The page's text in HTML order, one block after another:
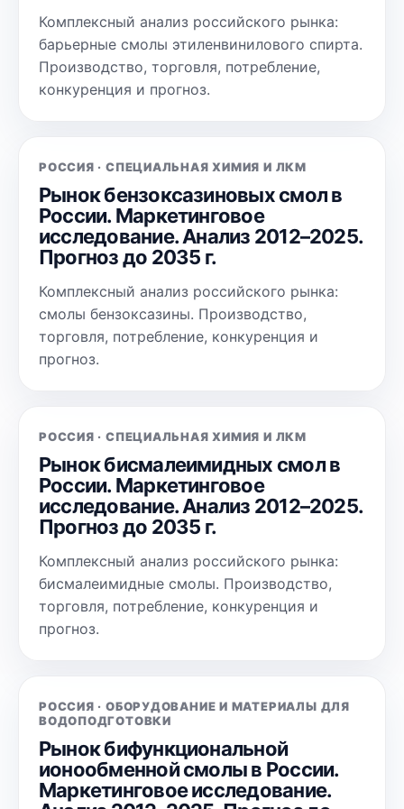
Комплексный анализ российского рынка:
барьерные смолы этиленвинилового спирта.
Производство, торговля, потребление,
конкуренция и прогноз.
РОССИЯ · СПЕЦИАЛЬНАЯ ХИМИЯ И ЛКМ
Рынок бензоксазиновых смол в
России. Маркетинговое
исследование. Анализ 2012–2025.
Прогноз до 2035 г.
Комплексный анализ российского рынка:
смолы бензоксазины. Производство,
торговля, потребление, конкуренция и
прогноз.
РОССИЯ · СПЕЦИАЛЬНАЯ ХИМИЯ И ЛКМ
Рынок бисмалеимидных смол в
России. Маркетинговое
исследование. Анализ 2012–2025.
Прогноз до 2035 г.
Комплексный анализ российского рынка:
бисмалеимидные смолы. Производство,
торговля, потребление, конкуренция и
прогноз.
РОССИЯ · ОБОРУДОВАНИЕ И МАТЕРИАЛЫ ДЛЯ
ВОДОПОДГОТОВКИ
Рынок бифункциональной
ионообменной смолы в России.
Маркетинговое исследование.